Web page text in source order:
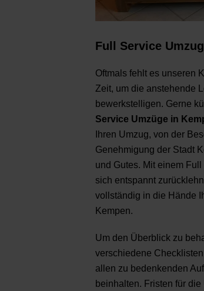
Full Service
Oftmals fehlt es unseren
Zeit, um die anstehende
bewerkstelligen. Gerne
Service Umzüge in
Ihren Umzug, von der
Genehmigung der Stadt
und Gutes. Mit einem
sich entspannt
vollständig in die Hände
Kempen.
Um den Überblick zu
verschiedene
allen zu bedenkenden
beinhalten. Fristen für